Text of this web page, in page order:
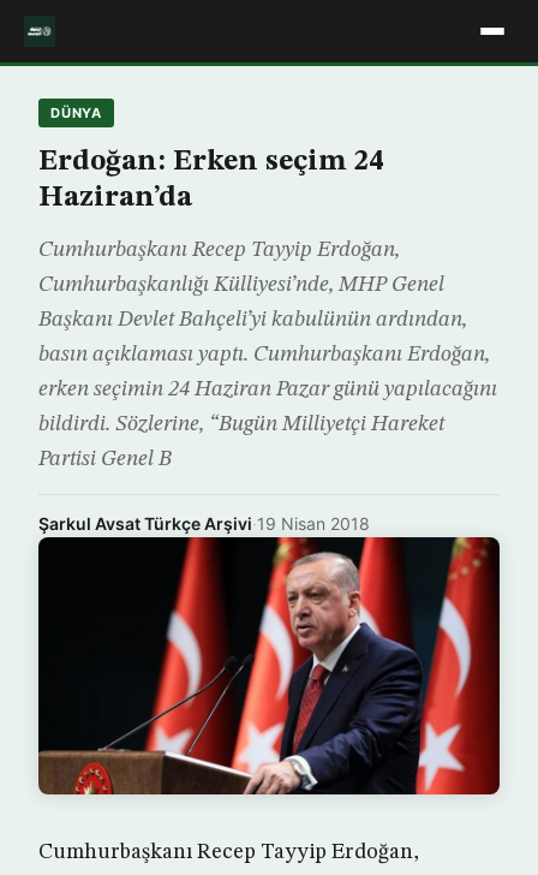
DÜNYA
Erdoğan: Erken seçim 24
Haziran’da
Cumhurbaşkanı Recep Tayyip Erdoğan,
Cumhurbaşkanlığı Külliyesi’nde, MHP Genel
Başkanı Devlet Bahçeli’yi kabulünün ardından,
basın açıklaması yaptı. Cumhurbaşkanı Erdoğan,
erken seçimin 24 Haziran Pazar günü yapılacağını
bildirdi. Sözlerine, “Bugün Milliyetçi Hareket
Partisi Genel B
Şarkul Avsat Türkçe Arşivi·19 Nisan 2018
Cumhurbaşkanı Recep Tayyip Erdoğan,